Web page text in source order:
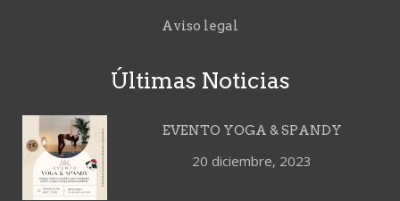
Aviso legal
Últimas Noticias
EVENTO YOGA & SPANDY
20 diciembre, 2023